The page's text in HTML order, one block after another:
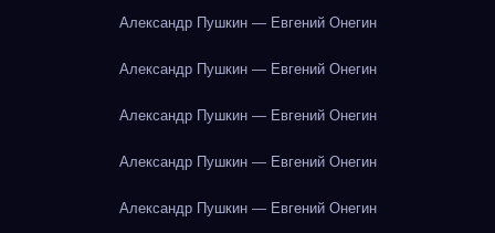
Александр Пушкин — Евгений Онегин
Александр Пушкин — Евгений Онегин
Александр Пушкин — Евгений Онегин
Александр Пушкин — Евгений Онегин
Александр Пушкин — Евгений Онегин